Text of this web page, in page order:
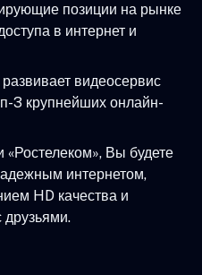
позиции на рынке
в интернет и
видеосервис
3 крупнейших онлайн-
«Ростелеком», Вы будете
интернетом,
HD качества и